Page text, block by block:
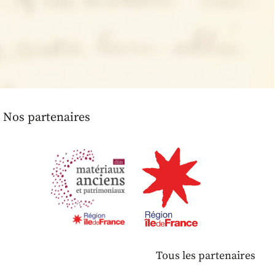
Nos partenaires
Tous les partenaires